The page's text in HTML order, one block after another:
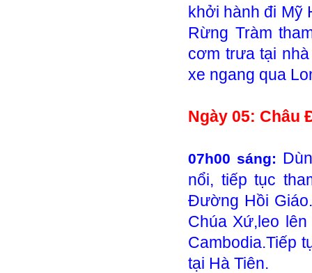
khởi hành đi Mỹ
Rừng Tràm
cơm trưa tại
xe ngang qua
Ngày 05: Châu
07h00 sáng:
nổi, tiếp tục
Đường Hồi
Chúa Xứ,leo
Cambodia.Tiếp
tại Hà Tiên.